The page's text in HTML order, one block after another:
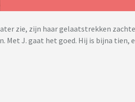
zie, zijn haar gelaatstrekken
Met J. gaat het goed. Hij is bijna tien,